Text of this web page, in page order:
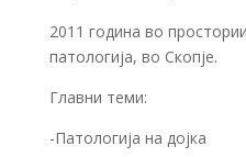
2011 година во
патологија, во Скопје.
Главни теми:
-Пaтологија на дојка